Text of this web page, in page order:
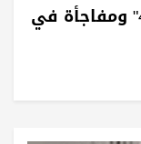
ميرنا جميل تتحدث عن "اللعبة 4" ومفاجأة في